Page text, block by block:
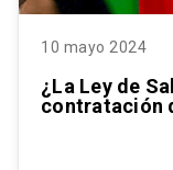
10 mayo 2024
¿La Ley de
contratación